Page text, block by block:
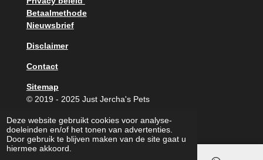
Deze website gebruikt cookies voor analyse-
doeleinden en/of het tonen van advertenties.
Door gebruik te blijven maken van de site gaat u
hiermee akkoord.
Betaalmethode
Nieuwsbrief
Disclaimer
Contact
Sitemap
© 2019 - 2025 Just Jercha's Pets